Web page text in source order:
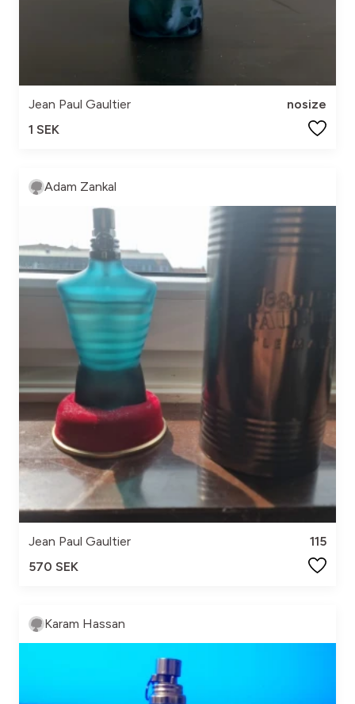
Jean Paul Gaultier
nosize
1 SEK
Adam Zankal
Jean Paul Gaultier
115
570 SEK
Karam Hassan